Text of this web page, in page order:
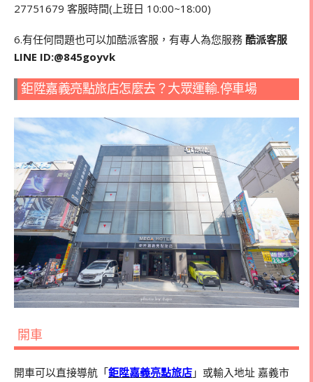
27751679 客服時間(上班日 10:00~18:00)
6.有任何問題也可以加酷派客服，有專人為您服務 酷派客服
LINE ID:@845goyvk
鉅陞嘉義亮點旅店怎麼去？大眾運輸.停車場
開車
開車可以直接導航「鉅陞嘉義亮點旅店 」或輸入地址 嘉義市